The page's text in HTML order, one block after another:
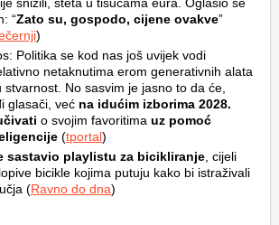
“Zato su, gospodo, cijene ovakve”
)
Politika se kod nas još uvijek vodi
netaknutima erom generativnih alata
stvarnost. No sasvim je jasno to da će,
glasači, već na idućim izborima 2028.
o svojim favoritima uz pomoć
(tportal)
sastavio playlistu za bicikliranje , cijeli
bicikle kojima putuju kako bi istraživali
(Ravno do dna)